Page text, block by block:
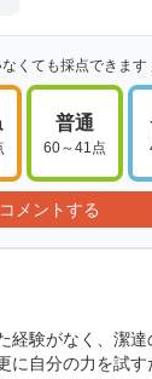
くても採点できます
普通
60～41点
メントする
験がなく、潔
自分の力を試